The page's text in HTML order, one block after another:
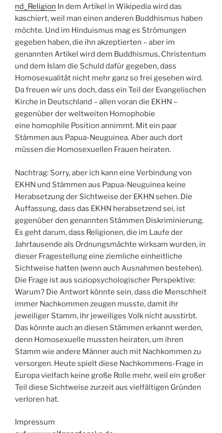
nd_Religion In dem Artikel in Wikipedia wird das
kaschiert, weil man einen anderen Buddhismus haben
möchte. Und im Hinduismus mag es Strömungen
gegeben haben, die ihn akzeptierten – aber im
genannten Artikel wird dem Buddhismus, Christentum
und dem Islam die Schuld dafür gegeben, dass
Homosexualität nicht mehr ganz so frei gesehen wird.
Da freuen wir uns doch, dass ein Teil der Evangelischen
Kirche in Deutschland – allen voran die EKHN –
gegenüber der weltweiten Homophobie
eine homophile Position annimmt. Mit ein paar
Stämmen aus Papua-Neuguinea. Aber auch dort
müssen die Homosexuellen Frauen heiraten.
Nachtrag: Sorry, aber ich kann eine Verbindung von
EKHN und Stämmen aus Papua-Neuguinea keine
Herabsetzung der Sichtweise der EKHN sehen. Die
Auffassung, dass das EKHN herabsetzend sei, ist
gegenüber den genannten Stämmen Diskriminierung.
Es geht darum, dass Religionen, die im Laufe der
Jahrtausende als Ordnungsmächte wirksam wurden, in
dieser Fragestellung eine ziemliche einheitliche
Sichtweise hatten (wenn auch Ausnahmen bestehen).
Die Frage ist aus soziopsychologischer Perspektive:
Warum? Die Antwort könnte sein, dass die Menschheit
immer Nachkommen zeugen musste, damit ihr
jeweiliger Stamm, ihr jeweiliges Volk nicht ausstirbt.
Das könnte auch an diesen Stämmen erkannt werden,
denn Homosexuelle mussten heiraten, um ihren
Stamm wie andere Männer auch mit Nachkommen zu
versorgen. Heute spielt diese Nachkommens-Frage in
Europa vielfach keine große Rolle mehr, weil ein großer
Teil diese Sichtweise zurzeit aus vielfältigen Gründen
verloren hat.
Impressum